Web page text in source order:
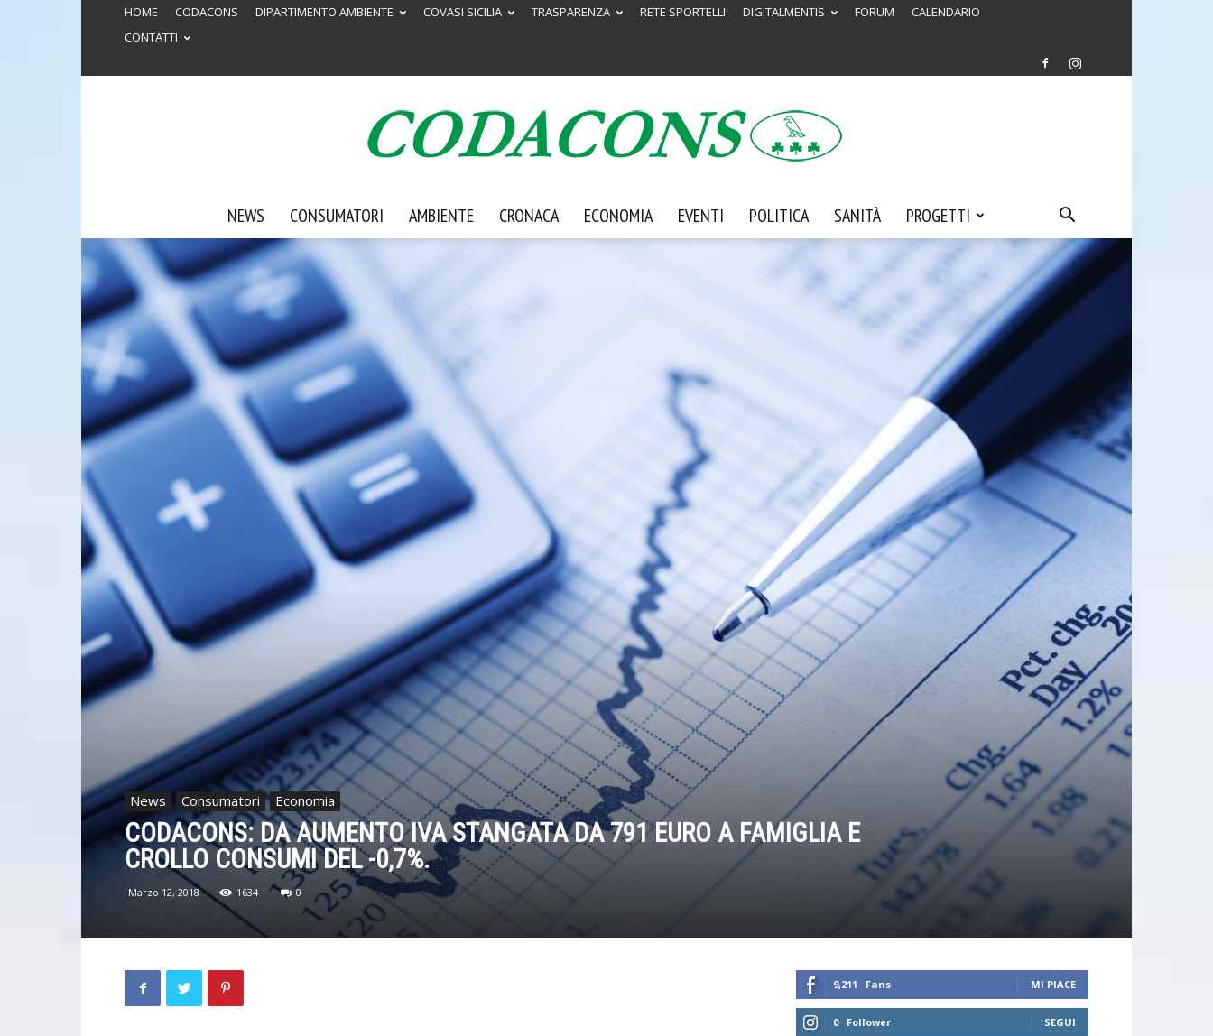
HOME CODACONS DIPARTIMENTO AMBIENTE COVASI SICILIA TRASPARENZA RETE SPORTELLI DIGITALMENTIS FORUM
CALENDARIO
CONTATTI
Codacons
NEWS CONSUMATORI AMBIENTE CRONACA ECONOMIA EVENTI POLITICA SANITÀ PROGETTI
News Consumatori Economia
CODACONS: DA AUMENTO IVA STANGATA DA 791 EURO A FAMIGLIA E
CROLLO CONSUMI DEL -0,7%.
Marzo 12, 2018 1634 0
9,211 Fans MI PIACE
0 Follower SEGUI